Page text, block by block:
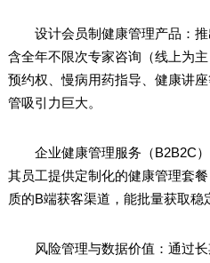
设计会员制健康管理产品：推
含全年不限次专家咨询（线上为
预约权、慢病用药指导、健康讲
管吸引力巨大。
企业健康管理服务（B2B2C）
其员工提供定制化的健康管理套
质的B端获客渠道，能批量获取稳
风险管理与数据价值：通过长